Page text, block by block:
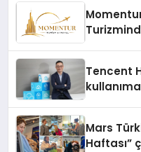
Tencent
Mars
Haftası”